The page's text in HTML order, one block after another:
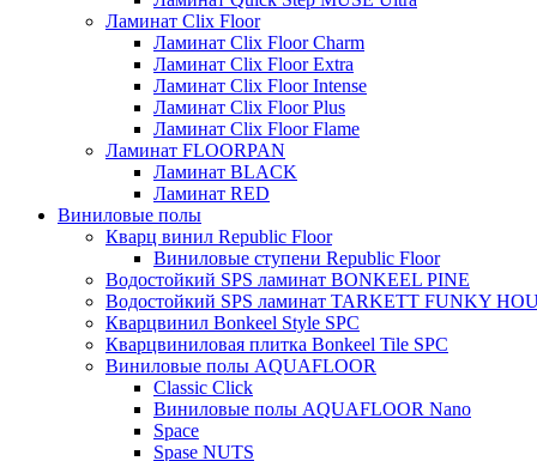
Ламинат Clix Floor
Ламинат Clix Floor Charm
Ламинат Clix Floor Extra
Ламинат Clix Floor Intense
Ламинат Clix Floor Plus
Ламинат Clix Floor Flame
Ламинат FLOORPAN
Ламинат BLACK
Ламинат RED
Виниловые полы
Кварц винил Republic Floor
Виниловые ступени Republic Floor
Водостойкий SPS ламинат BONKEEL PINE
Водостойкий SPS ламинат TARKETT FUNKY
Кварцвинил Bonkeel Style SPC
Кварцвиниловая плитка Bonkeel Tile SPC
Виниловые полы AQUAFLOOR
Classic Click
Виниловые полы AQUAFLOOR Nano
Space
Spase NUTS